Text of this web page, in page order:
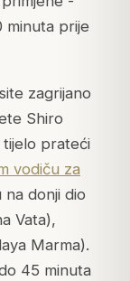
minuta prije
zagrijano
Shiro
prateći
vodiču za
donji dio
Vata),
Marma).
45 minuta